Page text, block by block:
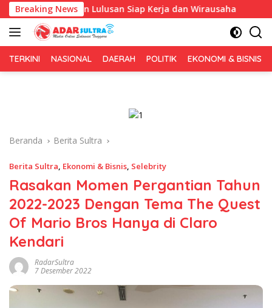
Langsung
ke
konten
Breaking News
Lulusan Siap Kerja dan Wirausaha Puluhan
TERKINI NASIONAL DAERAH POLITIK EKONOMI & BISNIS
Beranda Berita Sultra
Berita Sultra, Ekonomi & Bisnis, Selebrity
Rasakan Momen Pergantian Tahun
2022-2023 Dengan Tema The Quest
Of Mario Bros Hanya di Claro
Kendari
RadarSultra
7 Desember 2022